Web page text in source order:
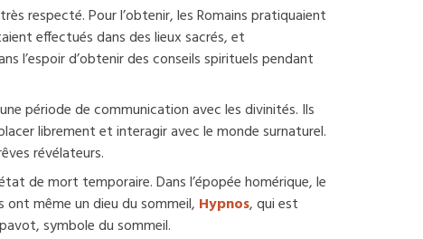
respecté. Pour l’obtenir, les Romains pratiquaient
effectués dans des lieux sacrés, et
l’espoir d’obtenir des conseils spirituels pendant
période de communication avec les divinités. Ils
librement et interagir avec le monde surnaturel.
révélateurs.
de mort temporaire. Dans l’épopée homérique, le
même un dieu du sommeil, Hypnos, qui est
symbole du sommeil.